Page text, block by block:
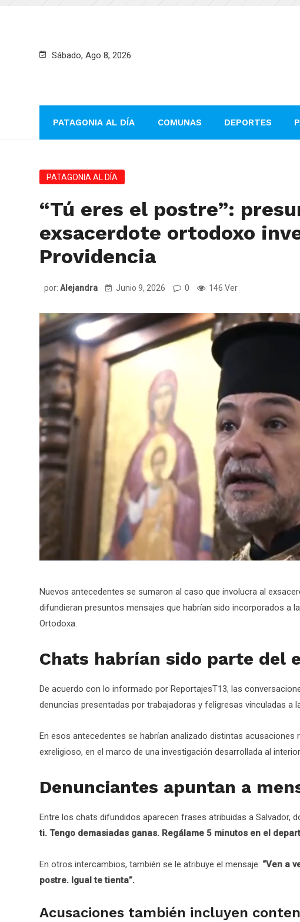
Sábado, Ago 8, 2026
PATAGONIA AL DÍA COMUNAS DEPORTES
PATAGONIA AL DÍA
“Tú eres el postre”:
exsacerdote ortodoxo
Providencia
por: Alejandra Junio 9, 2026 0 146 Ver
Nuevos antecedentes se sumaron al caso que involucra al
difundieran presuntos mensajes que habrían sido incorporados a
Ortodoxa.
Chats habrían sido parte del
De acuerdo con lo informado por ReportajesT13, las
denuncias presentadas por trabajadoras y feligresas vinculadas a
En esos antecedentes se habrían analizado distintas
exreligioso, en el marco de una investigación desarrollada al
Denunciantes apuntan a
Entre los chats difundidos aparecen frases atribuidas a Salvador,
ti. Tengo demasiadas ganas. Regálame 5 minutos en el
En otros intercambios, también se le atribuye el mensaje: “Ven a
postre. Igual te tienta”.
Acusaciones también incluyen